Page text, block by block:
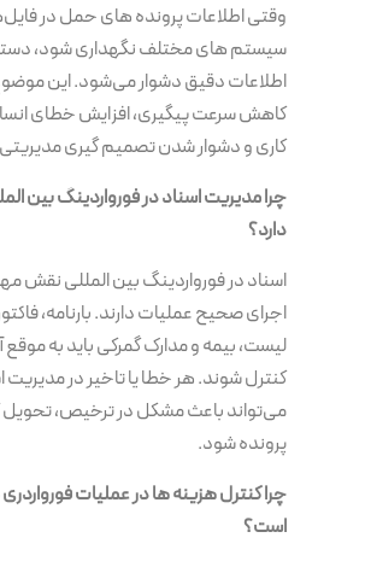
وقتی اطلاعات پرونده های حمل در
سیستم های مختلف نگهداری شود،
اطلاعات دقیق دشوار می‌شود. این
کاهش سرعت پیگیری، افزایش خطای
کاری و دشوار شدن تصمیم گیری
چرا مدیریت اسناد در فورواردینگ بین
دارد؟
اسناد در فورواردینگ بین المللی نقش
اجرای صحیح عملیات دارند. بارنامه،
لیست، بیمه و مدارک گمرکی باید به موقع
کنترل شوند. هر خطا یا تاخیر در مدیریت
می‌تواند باعث مشکل در ترخیص، تحویل
پرونده شود.
چرا کنترل هزینه ها در عملیات
است؟